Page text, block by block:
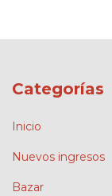
Categorías
Inicio
Nuevos ingresos
Bazar